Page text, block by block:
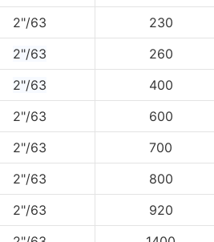
2"/63
230
2"/63
260
2"/63
400
2"/63
600
2"/63
700
2"/63
800
2"/63
920